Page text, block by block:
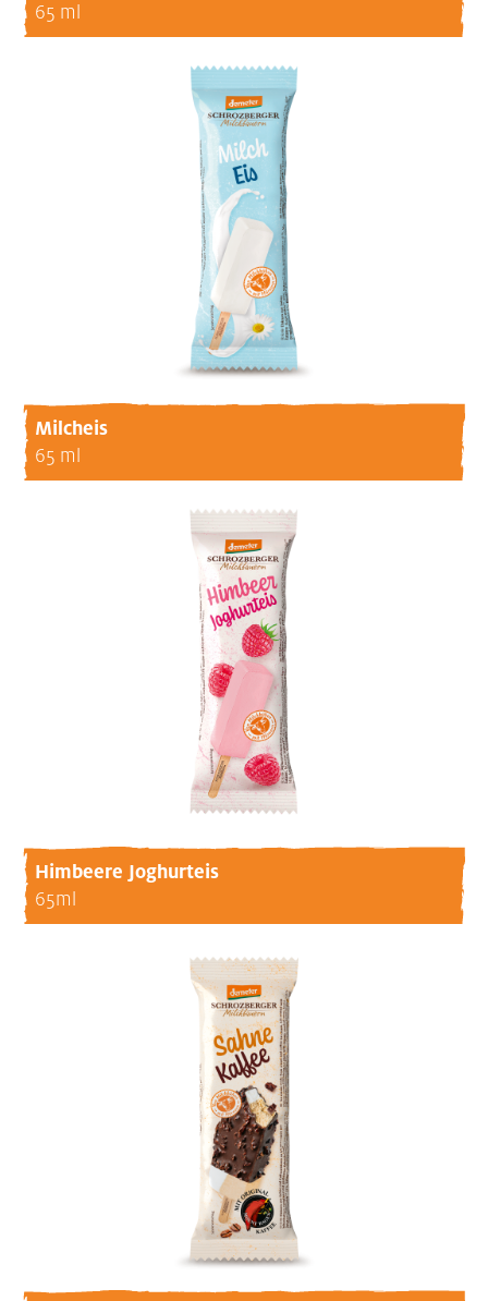
65 ml
Milcheis
65 ml
Himbeere Joghurteis
65ml